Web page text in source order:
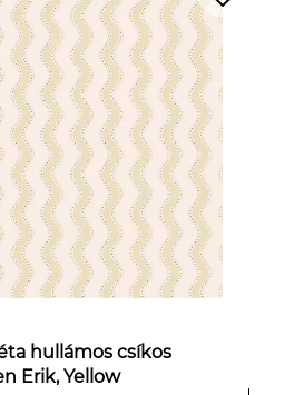
hullámos csíkos
Erik, Yellow